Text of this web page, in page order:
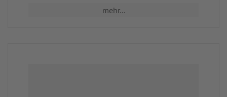
mehr...